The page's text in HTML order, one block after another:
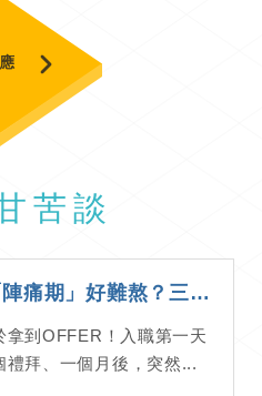
苦談
轉職進新公司出現「陣痛期」好難熬？三步驟快速檢視你和這份工作的合適性！｜工作甘苦談
到OFFER！入職第一天
禮拜、一個月後，突然...